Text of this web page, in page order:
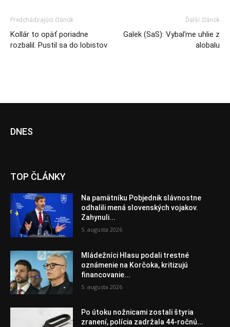
Predchádzajúci článok
Kollár to opäť poriadne
rozbalil. Pustil sa do lobistov
Ďalší článok
Galek (SaS): Vybaľme uhlie z
alobalu
DNES
TOP ČLÁNKY
Na pamätníku Pobjednik slávnostne
odhalili mená slovenských vojakov.
Zahynuli...
5. augusta 2026
Mládežníci Hlasu podali trestné
oznámenie na Korčoka, kritizujú
financovanie...
5. augusta 2026
Po útoku nožnicami zostali štyria
zranení, polícia zadržala 44-ročnú...